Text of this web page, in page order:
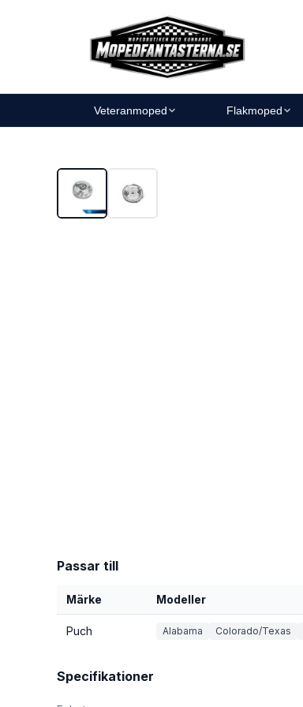
Veteranmoped Flakmoped
Passar till
Märke Modeller
Puch Alabama Colorado/Texas
Specifikationer